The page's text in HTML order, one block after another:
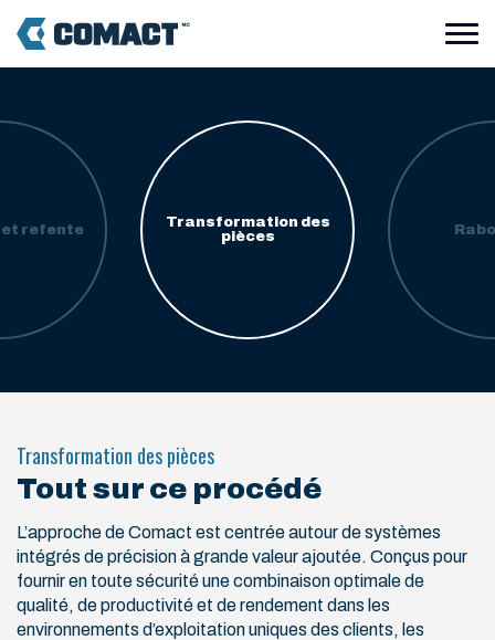
et refente
Transformation des
pièces
Transformation des pièces
Tout sur ce procédé
L’approche de Comact est centrée autour de systèmes
intégrés de précision à grande valeur ajoutée. Conçus pour
fournir en toute sécurité une combinaison optimale de
qualité, de productivité et de rendement dans les
environnements d’exploitation uniques des clients, les